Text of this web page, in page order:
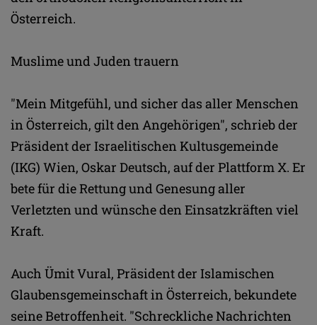
Österreich.
Muslime und Juden trauern
"Mein Mitgefühl, und sicher das aller Menschen
in Österreich, gilt den Angehörigen", schrieb der
Präsident der Israelitischen Kultusgemeinde
(IKG) Wien, Oskar Deutsch, auf der Plattform X. Er
bete für die Rettung und Genesung aller
Verletzten und wünsche den Einsatzkräften viel
Kraft.
Auch Ümit Vural, Präsident der Islamischen
Glaubensgemeinschaft in Österreich, bekundete
seine Betroffenheit. "Schreckliche Nachrichten